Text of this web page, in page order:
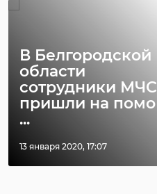
В Белгородской
области
сотрудники МЧС
пришли на помо
...
13 января 2020, 17:07